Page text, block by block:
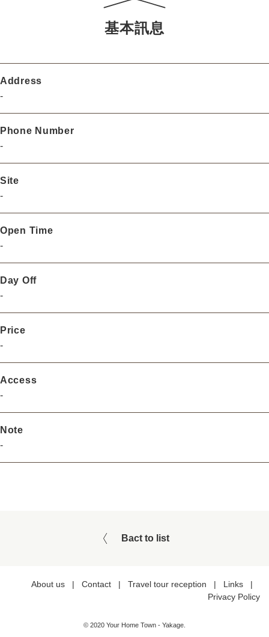
基本訊息
Address
-
Phone Number
-
Site
-
Open Time
-
Day Off
-
Price
-
Access
-
Note
-
Bact to list
About us | Contact | Travel tour reception | Links
|
Privacy Policy
© 2020 Your Home Town - Yakage.